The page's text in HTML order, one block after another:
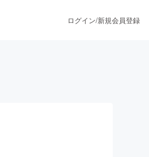
ログイン/新規会員登録